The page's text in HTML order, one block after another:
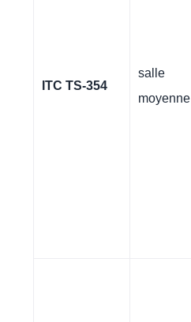
ITC TS-354
salle
moyenne